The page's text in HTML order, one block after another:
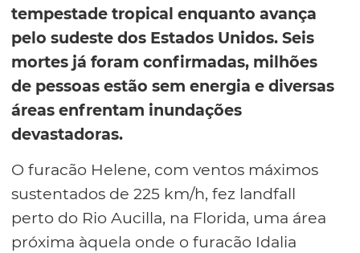
tempestade tropical enquanto avança
pelo sudeste dos Estados Unidos. Seis
mortes já foram confirmadas, milhões
de pessoas estão sem energia e diversas
áreas enfrentam inundações
devastadoras.
O furacão Helene, com ventos máximos
sustentados de 225 km/h, fez landfall
perto do Rio Aucilla, na Florida, uma área
próxima àquela onde o furacão Idalia